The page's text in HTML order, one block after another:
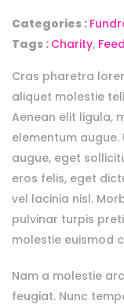
Categories :
Tags : Charity, Feed
Cras pharetra
aliquet molestie
Aenean elit ligula,
elementum augue.
augue, eget
eros felis, eget
vel lacinia nisl.
pulvinar turpis
molestie euismod
Nam a molestie
feugiat. Nunc